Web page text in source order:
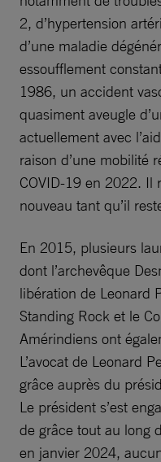
2, d’hypertension
d’une maladie
essoufflement
1986, un accident
quasiment aveugle
actuellement avec
raison d’une mobilité
COVID-19 en 2022. Il
nouveau tant qu’il
En 2015, plusieurs
dont l’archevêque
libération de Leonard
Standing Rock et le
Amérindiens ont
L’avocat de Leonard
grâce auprès du
Le président s’est
de grâce tout au long
en janvier 2024,